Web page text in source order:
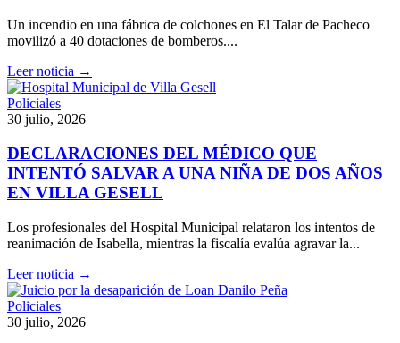
Un incendio en una fábrica de colchones en El Talar de Pacheco
movilizó a 40 dotaciones de bomberos....
Leer noticia →
Policiales
30 julio, 2026
DECLARACIONES DEL MÉDICO QUE
INTENTÓ SALVAR A UNA NIÑA DE DOS AÑOS
EN VILLA GESELL
Los profesionales del Hospital Municipal relataron los intentos de
reanimación de Isabella, mientras la fiscalía evalúa agravar la...
Leer noticia →
Policiales
30 julio, 2026